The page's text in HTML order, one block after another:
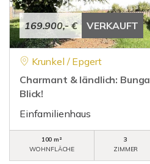
169.900,- € VERKAUFT
Krunkel / Epgert
Charmant & ländlich:
Blick!
Einfamilienhaus
100 m²
WOHNFLÄCHE
3
ZIMMER